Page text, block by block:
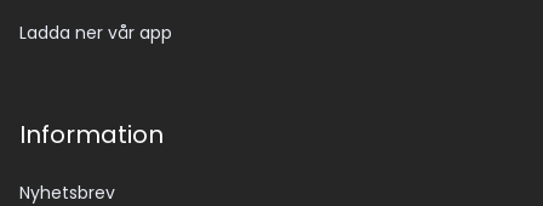
Ladda ner vår app
Information
Nyhetsbrev